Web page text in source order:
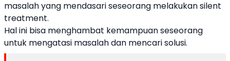
masalah yang mendasari seseorang melakukan silent
treatment.
Hal ini bisa menghambat kemampuan seseorang
untuk mengatasi masalah dan mencari solusi.